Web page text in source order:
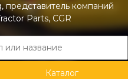
компаний
Parts, CGR
Каталог